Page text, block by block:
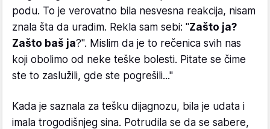
podu. To je verovatno bila nesvesna reakcija, nisam
znala šta da uradim. Rekla sam sebi: "Zašto ja?
Zašto baš ja?". Mislim da je to rečenica svih nas
koji obolimo od neke teške bolesti. Pitate se čime
ste to zaslužili, gde ste pogrešili..."
Kada je saznala za tešku dijagnozu, bila je udata i
imala trogodišnjeg sina. Potrudila se da se sabere,